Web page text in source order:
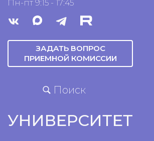
Пн-пт 9:15 - 17:45
ЗАДАТЬ ВОПРОС
ПРИЕМНОЙ КОМИССИИ
Поиск
УНИВЕРСИТЕТ